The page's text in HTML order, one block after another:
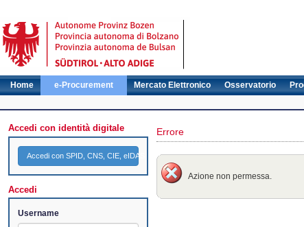
Home e-Procurement Mercato Elettronico Osservatorio
Accedi con identità digitale
Accedi con SPID, CNS, CIE, eIDAS
Accedi
Username
Errore
Azione non permessa.